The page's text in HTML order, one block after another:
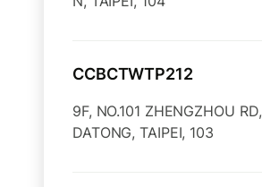
CCBCTWTP212
9F, NO.101 ZHENGZHOU RD,
DATONG, TAIPEI, 103